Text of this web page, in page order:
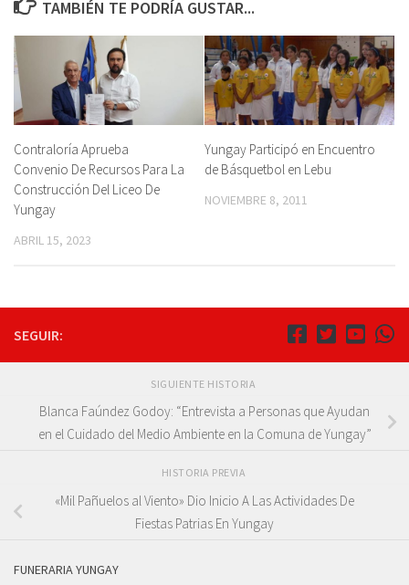
TAMBIÉN TE PODRÍA GUSTAR...
Contraloría Aprueba
Convenio De Recursos Para La
Construcción Del Liceo De
Yungay
ABRIL 15, 2023
Yungay Participó en Encuentro
de Básquetbol en Lebu
NOVIEMBRE 8, 2011
SEGUIR:
SIGUIENTE HISTORIA
Blanca Faúndez Godoy: “Entrevista a Personas que Ayudan
en el Cuidado del Medio Ambiente en la Comuna de Yungay”
HISTORIA PREVIA
«Mil Pañuelos al Viento» Dio Inicio A Las Actividades De
Fiestas Patrias En Yungay
FUNERARIA YUNGAY